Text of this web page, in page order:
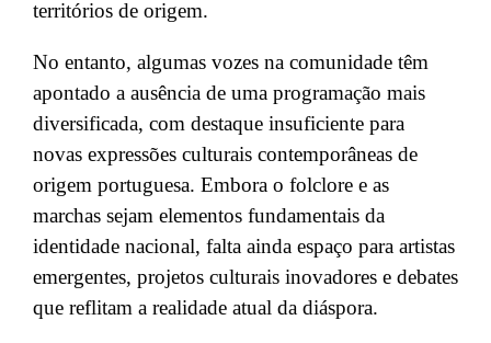
territórios de origem.
No entanto, algumas vozes na comunidade têm
apontado a ausência de uma programação mais
diversificada, com destaque insuficiente para
novas expressões culturais contemporâneas de
origem portuguesa. Embora o folclore e as
marchas sejam elementos fundamentais da
identidade nacional, falta ainda espaço para artistas
emergentes, projetos culturais inovadores e debates
que reflitam a realidade atual da diáspora.